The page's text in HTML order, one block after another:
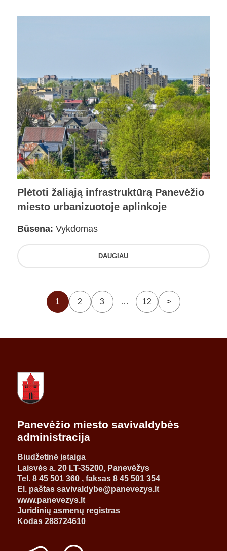
Plėtoti žaliąją infrastruktūrą Panevėžio
miesto urbanizuotoje aplinkoje
Būsena: Vykdomas
DAUGIAU
1 2 3 … 12 >
Panevėžio miesto savivaldybės
administracija
Biudžetinė įstaiga
Laisvės a. 20 LT-35200, Panevėžys
Tel. 8 45 501 360 , faksas 8 45 501 354
El. paštas savivaldybe@panevezys.lt
www.panevezys.lt
Juridinių asmenų registras
Kodas 288724610